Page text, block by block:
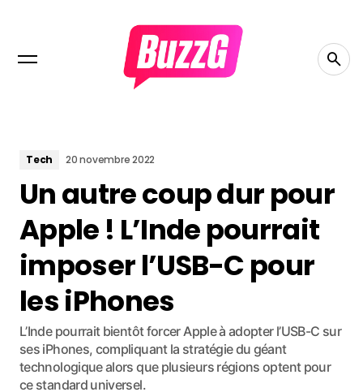
Tech 20 novembre 2022
Un autre coup dur pour
Apple ! L’Inde pourrait
imposer l’USB-C pour
les iPhones
L’Inde pourrait bientôt forcer Apple à adopter l’USB-C sur
ses iPhones, compliquant la stratégie du géant
technologique alors que plusieurs régions optent pour
ce standard universel.